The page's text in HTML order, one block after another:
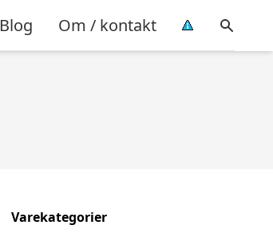
Blog Om / kontakt
Varekategorier